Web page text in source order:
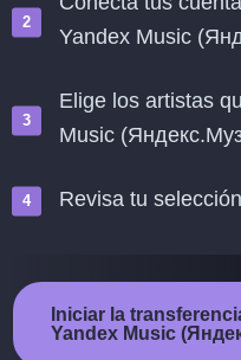
Yandex Music
Elige los artistas
Music
Revisa tu
Iniciar la
Yandex Music